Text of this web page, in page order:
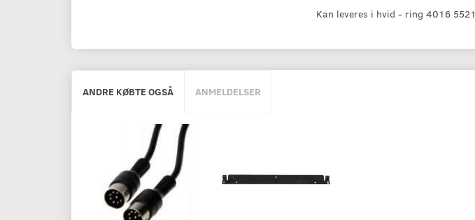
Kan leveres i hvid - ring 4016 5521
ANDRE KØBTE OGSÅ ANMELDELSER